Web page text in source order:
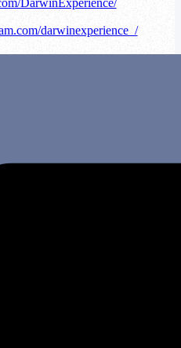
DarwinExperience/
darwinexperience_/